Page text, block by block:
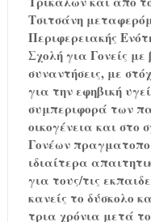
Τσιτσάνη
Περιφερειακής
Σχολή για Γονείς
συναντήσεις, με
για την εφηβική
συμπεριφορά των
οικογένεια και στο
Γονέων
ιδιαίτερα
για τους/τις
κανείς το δύσκολο
τρια χρόνια μετά